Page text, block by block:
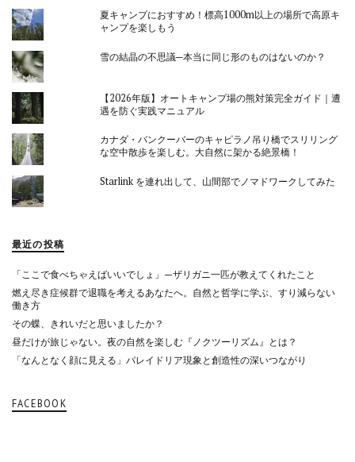
夏キャンプにおすすめ！標高1000m以上の場所で高原キ
ャンプを楽しもう
雪の結晶の不思議─本当に同じ形のものはないのか？
【2026年版】オートキャンプ場の熊対策完全ガイド｜遭
遇を防ぐ実践マニュアル
カナダ・バンクーバーのキャピラノ吊り橋でスリリング
な空中散歩を楽しむ。大自然に架かる絶景橋！
Starlink を連れ出して、山間部でノマドワークしてみた
最近の投稿
「ここで食べちゃえばいいでしょ」—ザリガニ一匹が教えてくれたこと
燃え尽き症候群で退職を考えるあなたへ。自然と哲学に学ぶ、すり減らない
働き方
その蝶、きれいだと思いましたか？
昼だけが旅じゃない。夜の自然を楽しむ『ノクツーリズム』とは？
「なんとなく顔に見える」パレイドリア現象と創造性の深いつながり
FACEBOOK